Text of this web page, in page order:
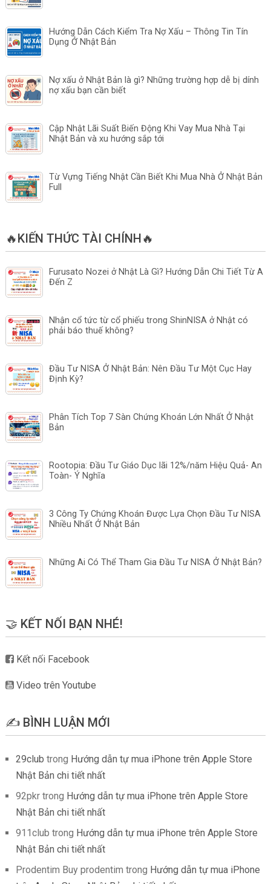
Hướng Dẫn Cách Kiểm Tra Nợ Xấu – Thông Tin Tín
Dụng Ở Nhật Bản
Nợ xấu ở Nhật Bản là gì? Những trường hợp dễ bị dính
nợ xấu bạn cần biết
Cập Nhật Lãi Suất Biến Động Khi Vay Mua Nhà Tại
Nhật Bản và xu hướng sắp tới
Từ Vựng Tiếng Nhật Cần Biết Khi Mua Nhà Ở Nhật Bản
Full
🔥KIẾN THỨC TÀI CHÍNH🔥
Furusato Nozei ở Nhật Là Gì? Hướng Dẫn Chi Tiết Từ A
Đến Z
Nhận cổ tức từ cổ phiếu trong ShinNISA ở Nhật có
phải báo thuế không?
Đầu Tư NISA Ở Nhật Bản: Nên Đầu Tư Một Cục Hay
Định Kỳ?
Phân Tích Top 7 Sàn Chứng Khoán Lớn Nhất Ở Nhật
Bản
Rootopia: Đầu Tư Giáo Dục lãi 12%/năm Hiệu Quả- An
Toàn- Ý Nghĩa
3 Công Ty Chứng Khoán Được Lựa Chọn Đầu Tư NISA
Nhiều Nhất Ở Nhật Bản
Những Ai Có Thể Tham Gia Đầu Tư NISA Ở Nhật Bản?
🤝 KẾT NỐI BẠN NHÉ!
Kết nối Facebook
Video trên Youtube
✍️ BÌNH LUẬN MỚI
29club trong Hướng dẫn tự mua iPhone trên Apple Store
Nhật Bản chi tiết nhất
92pkrtrong Hướng dẫn tự mua iPhone trên Apple Store
Nhật Bản chi tiết nhất
911club trong Hướng dẫn tự mua iPhone trên Apple Store
Nhật Bản chi tiết nhất
Prodentim Buy prodentim trong Hướng dẫn tự mua iPhone